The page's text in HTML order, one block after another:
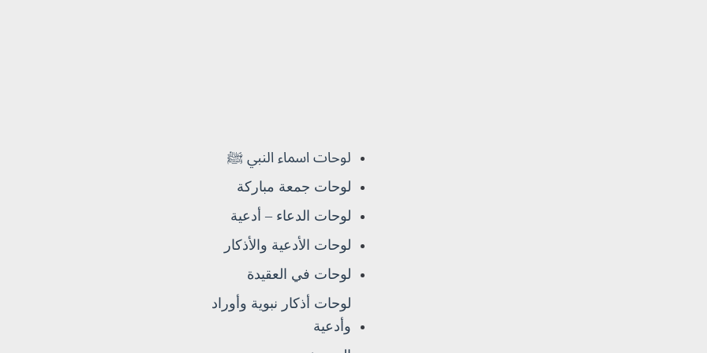
لوحات اسماء النبي ﷺ
لوحات جمعة مباركة
لوحات الدعاء – أدعية
لوحات الأدعية والأذكار
لوحات في العقيدة
لوحات أذكار نبوية وأوراد
وأدعية